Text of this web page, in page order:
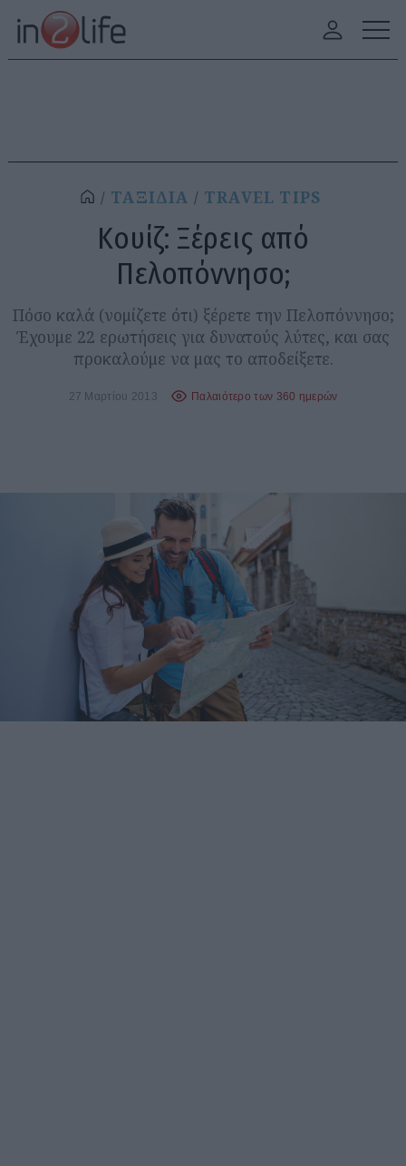
ΤΑΞΙΔΙΑ TRAVEL TIPS
Κουίζ: Ξέρεις από
Πελοπόννησο;
Πόσο καλά (νομίζετε ότι) ξέρετε την Πελοπόννησο;
Έχουμε 22 ερωτήσεις για δυνατούς λύτες, και σας
προκαλούμε να μας το αποδείξετε.
27 Μαρτίου 2013 Παλαιότερο των 360 ημερών